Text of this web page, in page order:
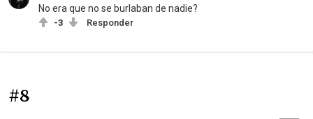
No era que no se burlaban de nadie?
-3 Responder
#8